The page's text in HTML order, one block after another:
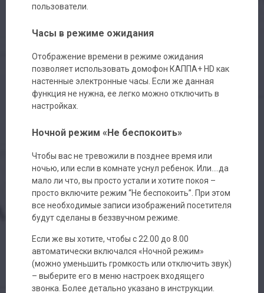
пользователи.
Часы в режиме ожидания
Отображение времени в режиме ожидания
позволяет использовать домофон КАППА+ HD как
настенные электронные часы. Если же данная
функция не нужна, ее легко можно отключить в
настройках.
Ночной режим «Не беспокоить»
Чтобы вас не тревожили в позднее время или
ночью, или если в комнате уснул ребенок. Или….да
мало ли что, вы просто устали и хотите покоя –
просто включите режим “Не беспокоить”. При этом
все необходимые записи изображений посетителя
будут сделаны в беззвучном режиме.
Если же вы хотите, чтобы с 22.00 до 8.00
автоматически включался «Ночной режим»
(можно уменьшить громкость или отключить звук)
– выберите его в меню настроек входящего
звонка. Более детально указано в инструкции.